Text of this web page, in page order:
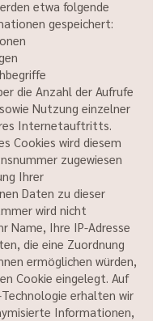
etwa folgende
gespeichert:
die Anzahl der Aufrufe
Nutzung einzelner
Internetauftritts.
Cookies wird diesem
zugewiesen
Ihrer
Daten zu dieser
wird nicht
Name, Ihre IP-Adresse
die eine Zuordnung
ermöglichen würden,
Cookie eingelegt. Auf
erhalten wir
Informationen,